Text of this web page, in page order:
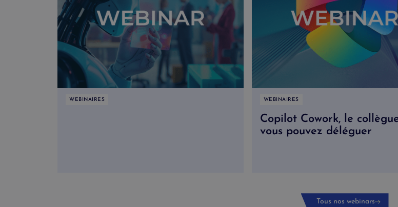
WEBINAIRES WEBINAIRES
Copilot Cowork, le
vous pouvez déléguer
Tous nos webinars